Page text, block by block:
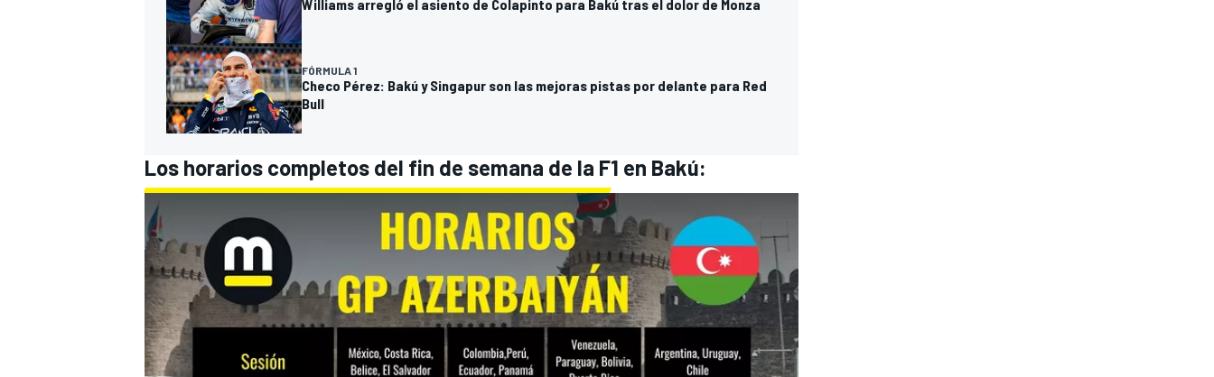
Williams arregló el asiento de Colapinto para Bakú tras el dolor de Monza
FÓRMULA 1
Checo Pérez: Bakú y Singapur son las mejoras pistas por delante para Red
Bull
Los horarios completos del fin de semana de la F1 en Bakú: